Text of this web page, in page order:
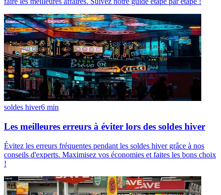
soldes hiver6 min
Les meilleures erreurs à éviter lors des soldes hiver
Évitez les erreurs fréquentes pendant les soldes hiver grâce à nos
conseils d'experts. Maximisez vos économies et faites les bons choix
!